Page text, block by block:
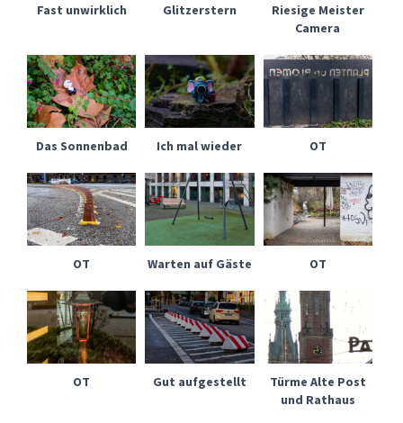
Fast unwirklich Glitzerstern
Riesige Meister
Camera
Das Sonnenbad Ich mal wieder OT
OT Warten auf Gäste OT
OT Gut aufgestellt
Türme Alte Post
und Rathaus